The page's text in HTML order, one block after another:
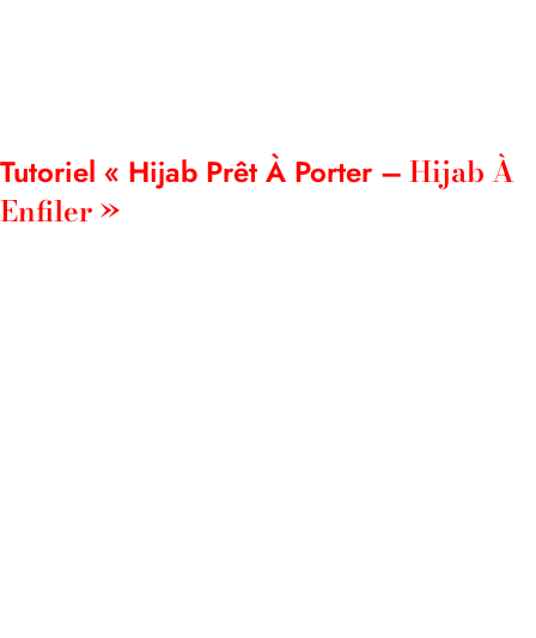
Tutoriel « Hijab Prêt À Porter – Hijab À
Enfiler »